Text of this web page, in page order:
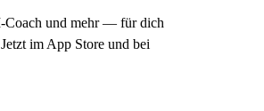
Coach und mehr — für dich
im App Store und bei